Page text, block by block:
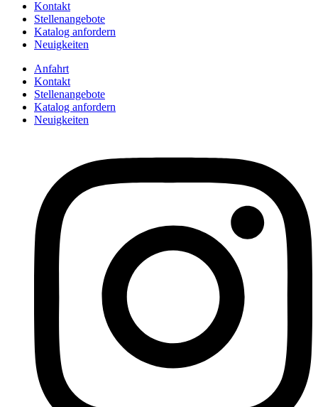
Kontakt
Stellenangebote
Katalog anfordern
Neuigkeiten
Anfahrt
Kontakt
Stellenangebote
Katalog anfordern
Neuigkeiten